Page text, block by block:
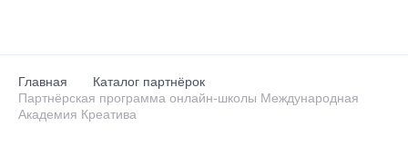
Главная
Каталог партнёрок
Партнёрская программа онлайн-школы Международная
Академия Креатива